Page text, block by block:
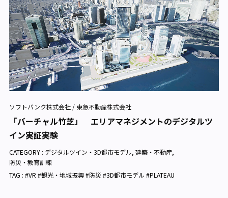
ソフトバンク株式会社 / 東急不動産株式会社
「バーチャル竹芝」 エリアマネジメントのデジタルツ
イン実証実験
CATEGORY : デジタルツイン・3D都市モデル, 建築・不動産,
防災・教育訓練
TAG : #VR #観光・地域振興 #防災 #3D都市モデル #PLATEAU